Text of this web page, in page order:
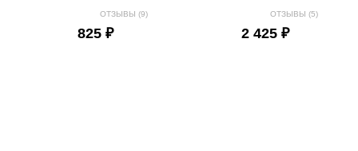
ОТЗЫВЫ (9)
825 ₽
ОТЗЫВЫ (5)
2 425 ₽